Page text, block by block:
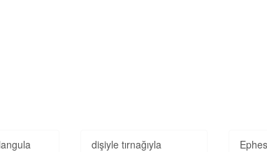
dişiyle tırnağıyla